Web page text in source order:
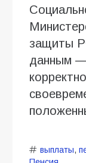
защиты
данным —
выплаты,